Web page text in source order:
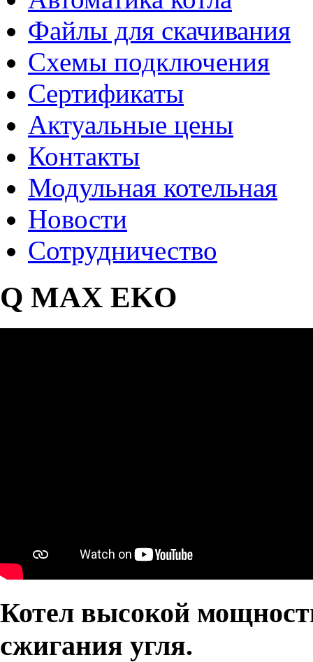
Файлы для скачивания
Схемы подключения
Сертификаты
Актуальные цены
Контакты
Модульная котельная
Новости
Сотрудничество
Q MAX EKO
Котел высокой
сжигания угля.